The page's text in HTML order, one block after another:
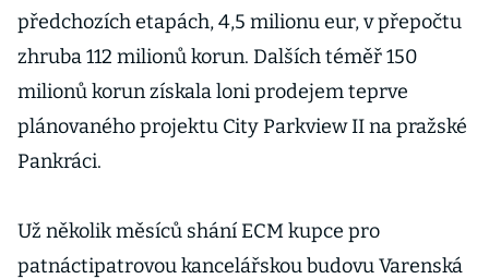
předchozích etapách, 4,5 milionu eur, v přepočtu
zhruba 112 milionů korun. Dalších téměř 150
milionů korun získala loni prodejem teprve
plánovaného projektu City Parkview II na pražské
Pankráci.
Už několik měsíců shání ECM kupce pro
patnáctipatrovou kancelářskou budovu Varenská